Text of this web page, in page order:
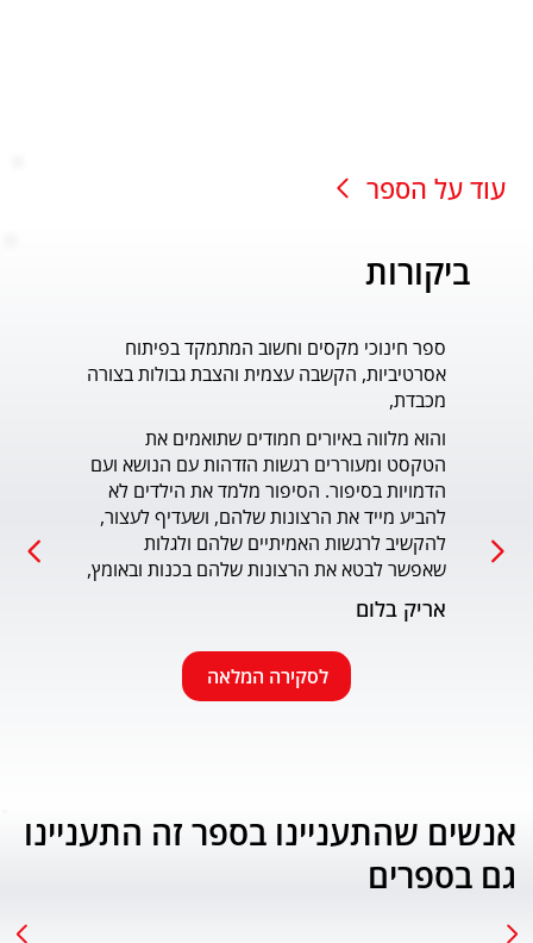
עוד על הספר
ביקורות
ספר חינוכי מקסים וחשוב המתמקד בפיתוח
אסרטיביות, הקשבה עצמית והצבת גבולות בצורה
מכבדת,
והוא מלווה באיורים חמודים שתואמים את
הדמויות בסיפור. הסיפור מלמד את הילדים לא
להקשיב לרגשות האמיתיים שלהם ולגלות
ורגשית בגובה העיניים של הילדים. מומלץ בחום.
אריק בלום
לסקירה המלאה
אנשים שהתעניינו בספר זה התעניינו
גם בספרים